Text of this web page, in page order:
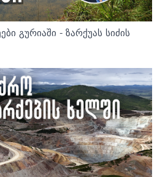
გურიაში - ზარქუას სიძის